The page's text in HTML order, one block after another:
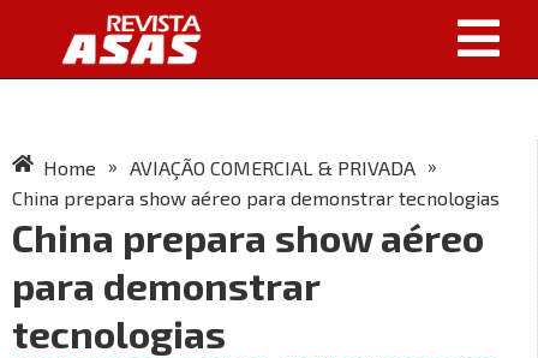
Home » AVIAÇÃO COMERCIAL & PRIVADA »
China prepara show aéreo para demonstrar tecnologias
China prepara show aéreo
para demonstrar
tecnologias